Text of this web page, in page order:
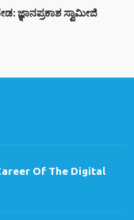
ಜ್ಞಾನಪ್ರಕಾಶ ಸ್ವಾಮೀಜಿ
Of The Digital